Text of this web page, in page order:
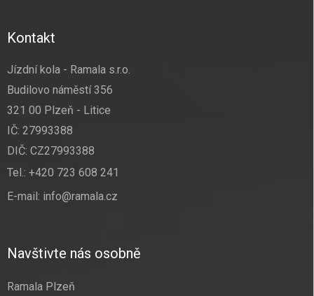
Kontakt
Jízdní kola - Ramala s.r.o.
Budilovo náměstí 356
321 00 Plzeň - Litice
IČ: 27993388
DIČ: CZ27993388
Tel.: +420 723 608 241
E-mail: info@ramala.cz
Navštivte nás osobně
Ramala Plzeň